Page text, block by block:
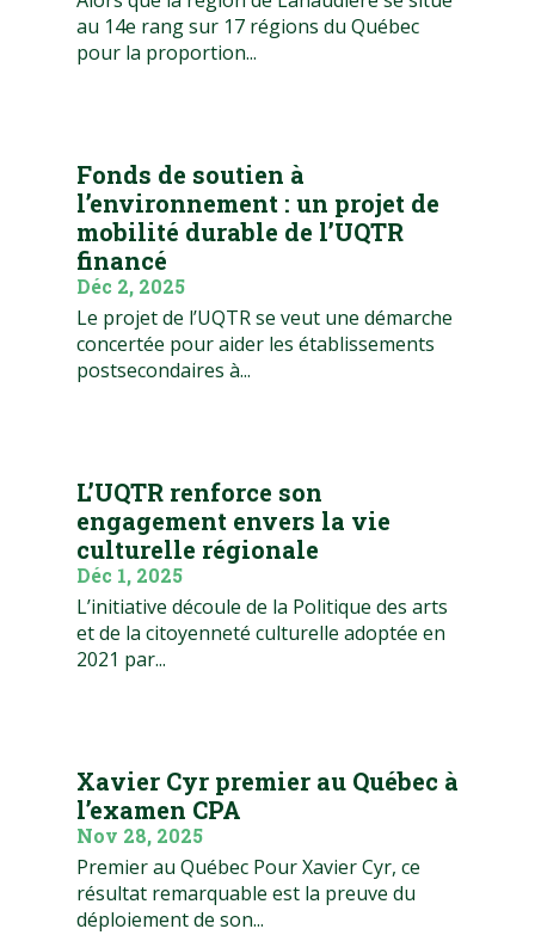
au 14e rang sur 17 régions du Québec
pour la proportion...
Fonds de soutien à
l’environnement : un projet de
mobilité durable de l’UQTR
financé
Déc 2, 2025
Le projet de l’UQTR se veut une démarche
concertée pour aider les établissements
postsecondaires à...
L’UQTR renforce son
engagement envers la vie
culturelle régionale
Déc 1, 2025
L’initiative découle de la Politique des arts
et de la citoyenneté culturelle adoptée en
2021 par...
Xavier Cyr premier au Québec à
l’examen CPA
Nov 28, 2025
Premier au Québec Pour Xavier Cyr, ce
résultat remarquable est la preuve du
déploiement de son...